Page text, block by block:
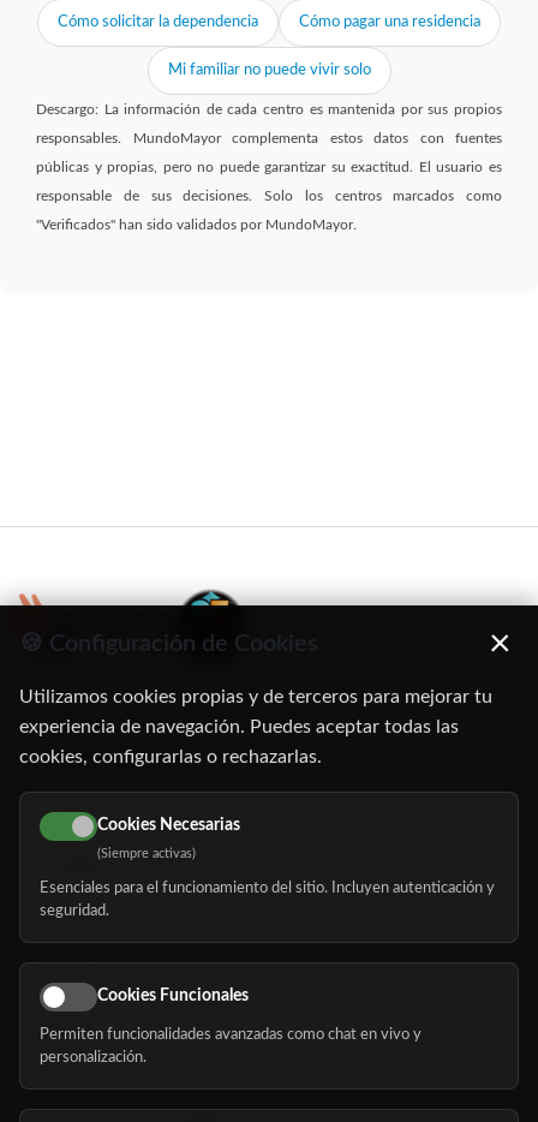
Cómo solicitar la dependencia Cómo pagar una residencia
Mi familiar no puede vivir solo
Descargo: La información de cada centro es mantenida por sus propios
responsables. MundoMayor complementa estos datos con fuentes
públicas y propias, pero no puede garantizar su exactitud. El usuario es
responsable de sus decisiones. Solo los centros marcados como
"Verificados" han sido validados por MundoMayor.
C/ Oruro, 11. 28016 Madrid
91 345 06 26
616 113 103
hola@mundomayor.com
Buscador de residencias
Eventos
Nosotros
🍪 Configuración de Cookies ×
Utilizamos cookies propias y de terceros para mejorar tu
experiencia de navegación. Puedes aceptar todas las
cookies, configurarlas o rechazarlas.
Cookies Necesarias
(Siempre activas)
Esenciales para el funcionamiento del sitio. Incluyen autenticación y
seguridad.
Cookies Funcionales
Permiten funcionalidades avanzadas como chat en vivo y
personalización.